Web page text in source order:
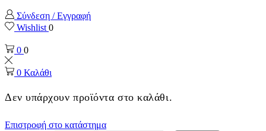
Σύνδεση / Εγγραφή
Wishlist 0
0 0
0 Καλάθι
Δεν υπάρχουν προϊόντα στο καλάθι.
Επιστροφή στο κατάστημα